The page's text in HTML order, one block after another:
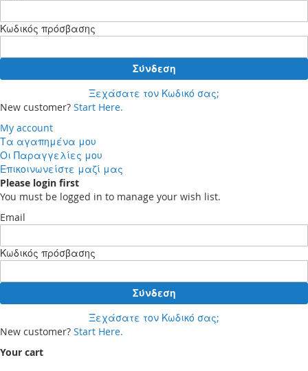
Κωδικός πρόσβασης
Σύνδεση
Ξεχάσατε τον Κωδικό σας;
New customer? Start Here.
My account
Τα αγαπημένα μου
Οι Παραγγελίες μου
Επικοινωνείστε μαζί μας
Please login first
You must be logged in to manage your wish list.
Email
Κωδικός πρόσβασης
Σύνδεση
Ξεχάσατε τον Κωδικό σας;
New customer? Start Here.
Your cart